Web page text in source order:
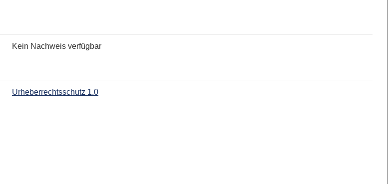
Kein Nachweis verfügbar
Urheberrechtsschutz 1.0